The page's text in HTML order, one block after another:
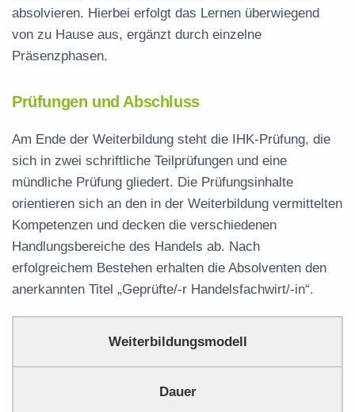
absolvieren. Hierbei erfolgt das Lernen überwiegend
von zu Hause aus, ergänzt durch einzelne
Präsenzphasen.
Prüfungen und Abschluss
Am Ende der Weiterbildung steht die IHK-Prüfung, die
sich in zwei schriftliche Teilprüfungen und eine
mündliche Prüfung gliedert. Die Prüfungsinhalte
orientieren sich an den in der Weiterbildung vermittelten
Kompetenzen und decken die verschiedenen
Handlungsbereiche des Handels ab. Nach
erfolgreichem Bestehen erhalten die Absolventen den
anerkannten Titel „Geprüfte/-r Handelsfachwirt/-in“.
Weiterbildungsmodell
Dauer